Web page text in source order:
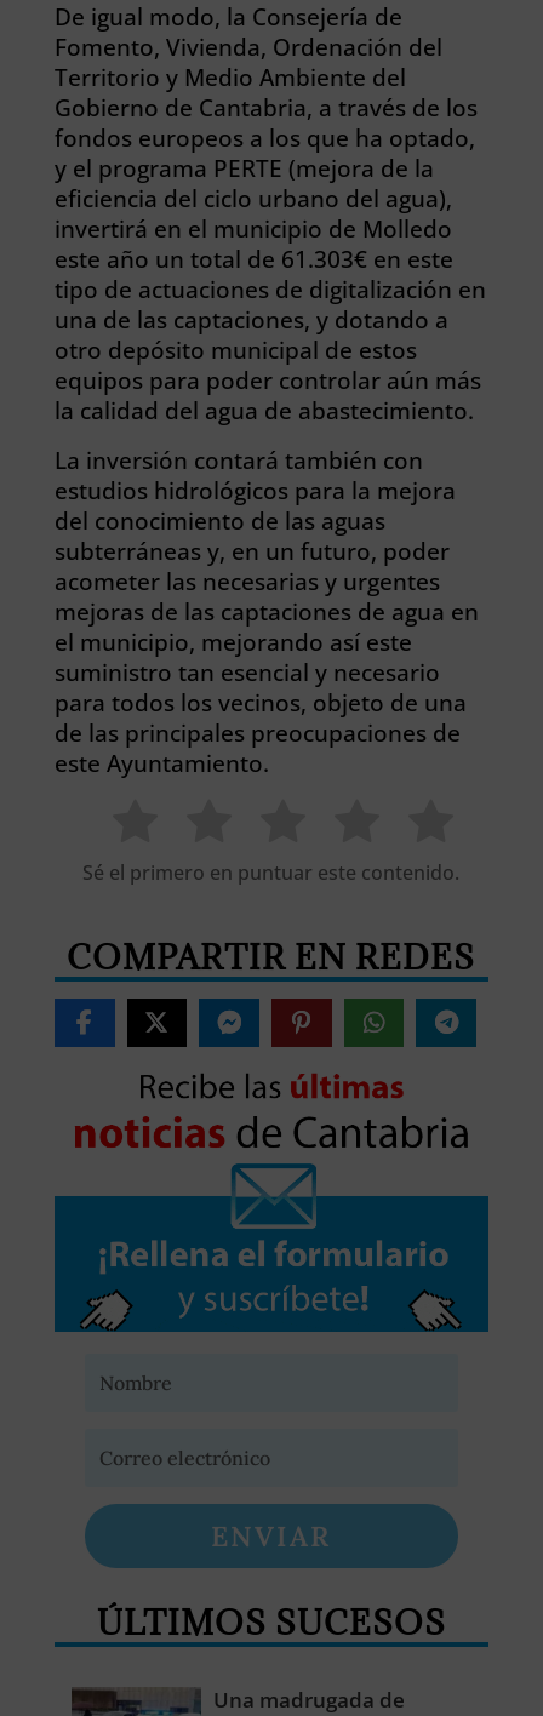
De igual modo, la Consejería de
Fomento, Vivienda, Ordenación del
Territorio y Medio Ambiente del
Gobierno de Cantabria, a través de los
fondos europeos a los que ha optado,
y el programa PERTE (mejora de la
eficiencia del ciclo urbano del agua),
invertirá en el municipio de Molledo
este año un total de 61.303€ en este
tipo de actuaciones de digitalización en
una de las captaciones, y dotando a
otro depósito municipal de estos
equipos para poder controlar aún más
la calidad del agua de abastecimiento.
La inversión contará también con
estudios hidrológicos para la mejora
del conocimiento de las aguas
subterráneas y, en un futuro, poder
acometer las necesarias y urgentes
mejoras de las captaciones de agua en
el municipio, mejorando así este
suministro tan esencial y necesario
para todos los vecinos, objeto de una
de las principales preocupaciones de
este Ayuntamiento.
Sé el primero en puntuar este contenido.
COMPARTIR EN REDES
ENVIAR
ÚLTIMOS SUCESOS
Una madrugada de